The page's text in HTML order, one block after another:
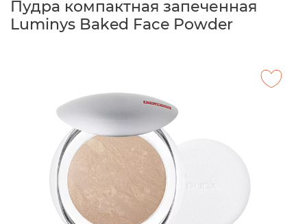
Пудра компактная запеченная
Luminys Baked Face Powder